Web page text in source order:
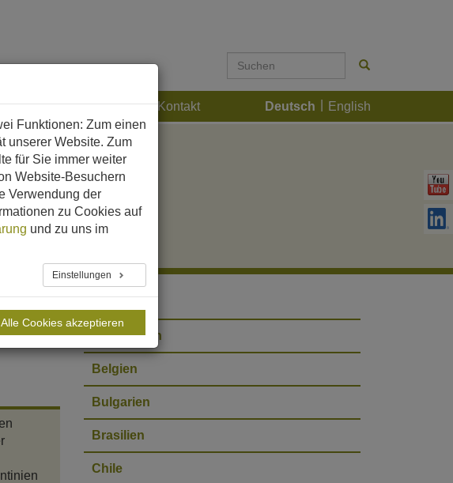
Aktuelles Karriere Kontakt Deutsch English
Argentinien
Belgien
Bulgarien
Brasilien
Chile
Funktionen: Zum einen
unserer Website. Zum
für Sie immer weiter
Website-Besuchern
Verwendung der
zu Cookies auf
und zu uns im
Einstellungen
Alle Cookies akzeptieren